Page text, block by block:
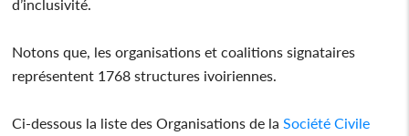
d’inclusivité.
Notons que, les organisations et coalitions signataires
représentent 1768 structures ivoiriennes.
Ci-dessous la liste des Organisations de la Société Civile